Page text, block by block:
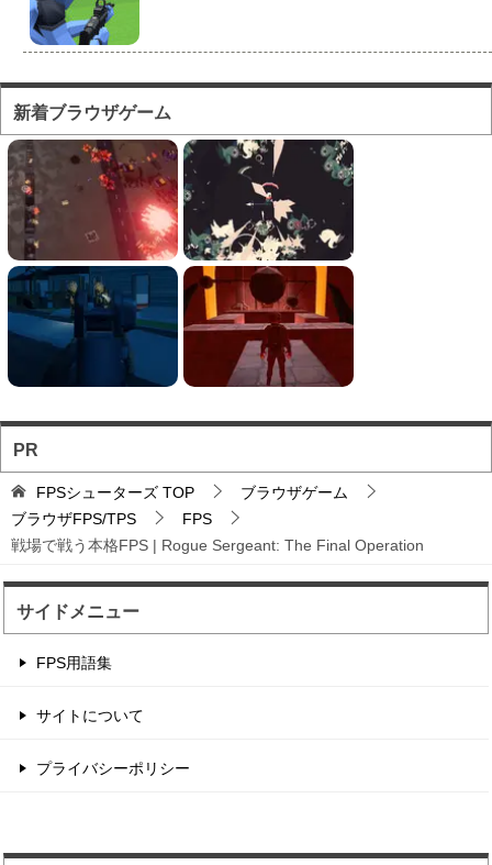
フォートナイト風のマ...
対人ゲームとしてかなり人気の高い「フォートナ
イト」をブラウザで遊...
フォートナイト風の建...
フォートナイト風の建築バトルが楽しめる無料ブ
ラウザTPS。
海賊を早撃ちで倒すA...
海賊を倒すAim練習になりそうは早撃ちガンシュ
バトロワFPS対戦ゲ...
輸送機からパラシュート落下から始まるバトロワ
FPS。
オンラインのユーザーたちと銃撃戦を楽しめる
新着ブラウザゲーム
PR
FPSシューターズ TOP
ブラウザゲーム
ブラウザFPS/TPS
FPS
戦場で戦う本格FPS | Rogue Sergeant: The Final Operation
サイドメニュー
FPS用語集
サイトについて
プライバシーポリシー